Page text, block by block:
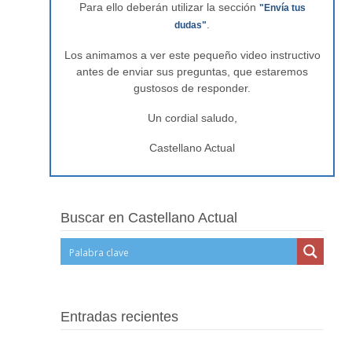
Para ello deberán utilizar la sección "Envía tus
dudas"
Los animamos a ver este pequeño video instructivo
antes de enviar sus preguntas, que estaremos
gustosos de responder.
Un cordial saludo,
Castellano Actual
Buscar en Castellano Actual
Entradas recientes